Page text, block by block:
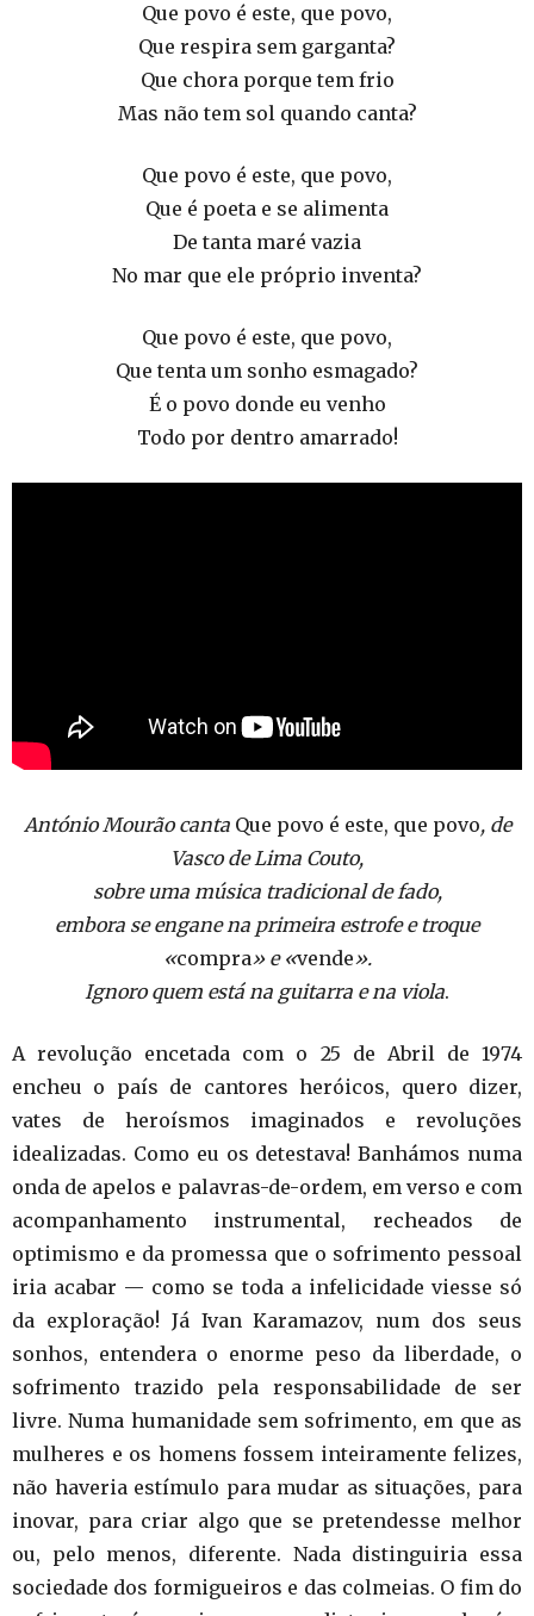
Que povo é este, que povo,
Que respira sem garganta?
Que chora porque tem frio
Mas não tem sol quando canta?
Que povo é este, que povo,
Que é poeta e se alimenta
De tanta maré vazia
No mar que ele próprio inventa?
Que povo é este, que povo,
Que tenta um sonho esmagado?
É o povo donde eu venho
Todo por dentro amarrado!
António Mourão cantaQue povo é este, que povo, de
Vasco de Lima Couto,
sobre uma música tradicional de fado,
embora se engane na primeira estrofe e troque
«compra» e «vende».
Ignoro quem está na guitarra e na viola.
A revolução encetada com o 25 de Abril de 1974
encheu o país de cantores heróicos, quero dizer,
vates de heroísmos imaginados e revoluções
idealizadas. Como eu os detestava! Banhámos numa
onda de apelos e palavras-de-ordem, em verso e com
acompanhamento instrumental, recheados de
optimismo e da promessa que o sofrimento pessoal
iria acabar — como se toda a infelicidade viesse só
da exploração! Já Ivan Karamazov, num dos seus
sonhos, entendera o enorme peso da liberdade, o
sofrimento trazido pela responsabilidade de ser
livre. Numa humanidade sem sofrimento, em que as
mulheres e os homens fossem inteiramente felizes,
não haveria estímulo para mudar as situações, para
inovar, para criar algo que se pretendesse melhor
ou, pelo menos, diferente. Nada distinguiria essa
sociedade dos formigueiros e das colmeias. O fim do